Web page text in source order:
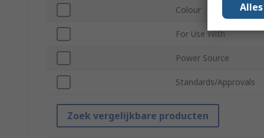
Colour
For Use With
Power Source
Standards/Approvals
Zoek vergelijkbare producten